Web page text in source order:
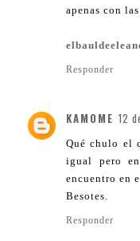
apenas con
Responder
KAMOME 12
Qué chulo el
igual pero
encuentro en
Besotes.
Responder